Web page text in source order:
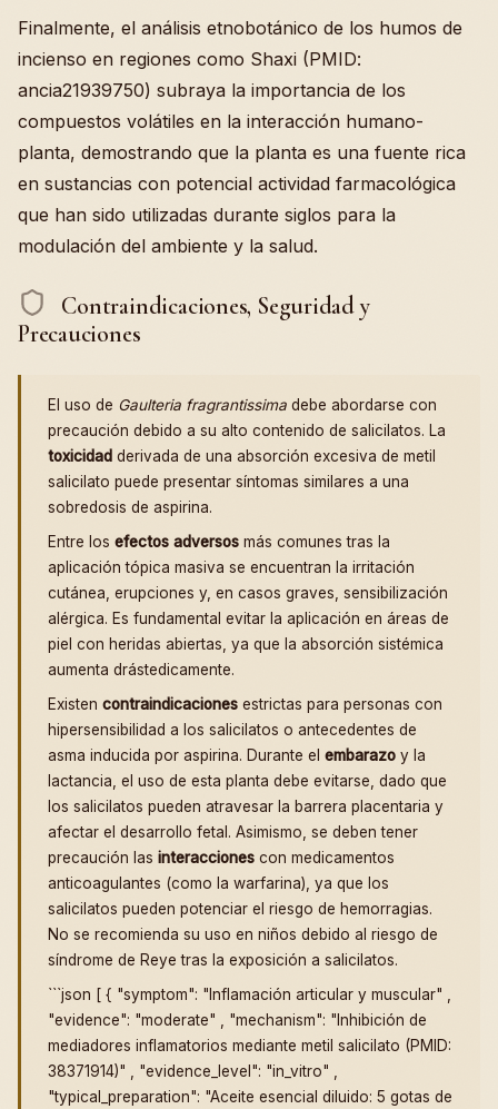
Finalmente, el análisis etnobotánico de los humos de
incienso en regiones como Shaxi (PMID:
ancia21939750) subraya la importancia de los
compuestos volátiles en la interacción humano-
planta, demostrando que la planta es una fuente rica
en sustancias con potencial actividad farmacológica
que han sido utilizadas durante siglos para la
modulación del ambiente y la salud.
Contraindicaciones, Seguridad y
Precauciones
El uso de Gaulteria fragrantissima debe abordarse con
precaución debido a su alto contenido de salicilatos. La
toxicidad derivada de una absorción excesiva de metil
salicilato puede presentar síntomas similares a una
sobredosis de aspirina.
Entre los efectos adversos más comunes tras la
aplicación tópica masiva se encuentran la irritación
cutánea, erupciones y, en casos graves, sensibilización
alérgica. Es fundamental evitar la aplicación en áreas de
piel con heridas abiertas, ya que la absorción sistémica
aumenta drástedicamente.
Existen contraindicaciones estrictas para personas con
hipersensibilidad a los salicilatos o antecedentes de
asma inducida por aspirina. Durante el embarazo y la
lactancia, el uso de esta planta debe evitarse, dado que
los salicilatos pueden atravesar la barrera placentaria y
afectar el desarrollo fetal. Asimismo, se deben tener
precaución las interacciones con medicamentos
anticoagulantes (como la warfarina), ya que los
salicilatos pueden potenciar el riesgo de hemorragias.
No se recomienda su uso en niños debido al riesgo de
síndrome de Reye tras la exposición a salicilatos.
```json [ { "symptom": "Inflamación articular y muscular" ,
"evidence": "moderate" , "mechanism": "Inhibición de
mediadores inflamatorios mediante metil salicilato (PMID:
38371914)" , "evidence_level": "in_vitro" ,
"typical_preparation": "Aceite esencial diluido: 5 gotas de